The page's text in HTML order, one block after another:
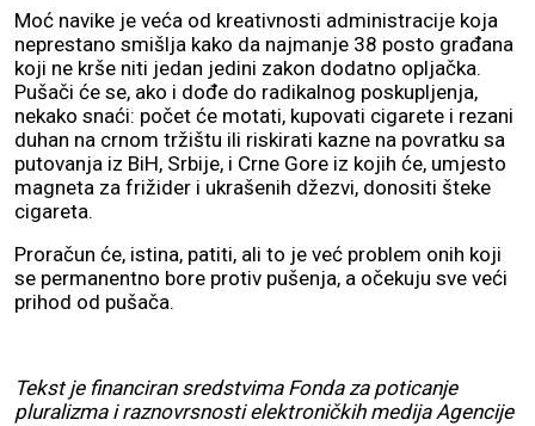
Moć navike je veća od kreativnosti administracije koja
neprestano smišlja kako da najmanje 38 posto građana
koji ne krše niti jedan jedini zakon dodatno opljačka.
Pušači će se, ako i dođe do radikalnog poskupljenja,
nekako snaći: počet će motati, kupovati cigarete i rezani
duhan na crnom tržištu ili riskirati kazne na povratku sa
putovanja iz BiH, Srbije, i Crne Gore iz kojih će, umjesto
magneta za frižider i ukrašenih džezvi, donositi šteke
cigareta.
Proračun će, istina, patiti, ali to je već problem onih koji
se permanentno bore protiv pušenja, a očekuju sve veći
prihod od pušača.
Tekst je financiran sredstvima Fonda za poticanje
pluralizma i raznovrsnosti elektroničkih medija Agencije